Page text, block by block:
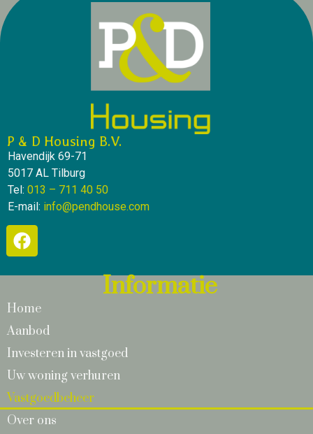
P & D Housing B.V.
Havendijk 69-71
5017 AL Tilburg
Tel: 013 – 711 40 50
E-mail: info@pendhouse.com
Informatie
Home
Aanbod
Investeren in vastgoed
Uw woning verhuren
Vastgoedbeheer
Over ons